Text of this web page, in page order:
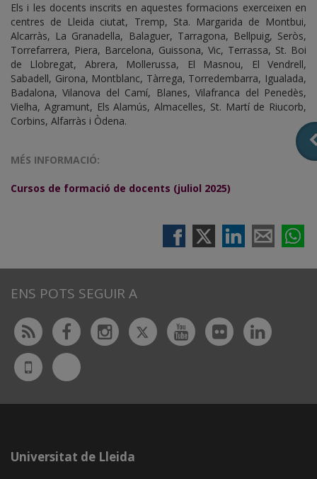
Els i les docents inscrits en aquestes formacions exerceixen en
centres de Lleida ciutat, Tremp, Sta. Margarida de Montbui,
Alcarràs, La Granadella, Balaguer, Tarragona, Bellpuig, Seròs,
Torrefarrera, Piera, Barcelona, Guissona, Vic, Terrassa, St. Boi
de Llobregat, Abrera, Mollerussa, El Masnou, El Vendrell,
Sabadell, Girona, Montblanc, Tàrrega, Torredembarra, Igualada,
Badalona, Vilanova del Camí, Blanes, Vilafranca del Penedès,
Vielha, Agramunt, Els Alamús, Almacelles, St. Martí de Riucorb,
Corbins, Alfarràs i Òdena.
MÉS INFORMACIÓ:
Cursos de formació de docents (juliol 2025)
ENS POTS SEGUIR A
Rss FacebookInstagram
TwitterYoutubeFlickr
UdL
App
Bluesky
Universitat de Lleida